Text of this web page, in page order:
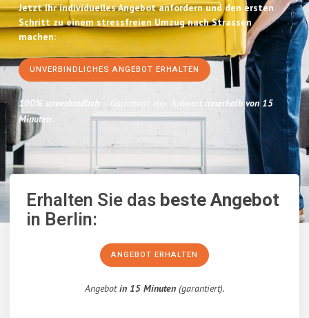
Jetzt Ihr individuelles Angebot anfordern und den ersten
Schritt zu einem stressfreien Umzug nach Strassen
machen:
UNVERBINDLICHES ANGEBOT ERHALTEN
100% unverbindlich – Garantiert eine Antwort innerhalb von 15
Minuten.
Erhalten Sie dasbeste Angebot
in Berlin:
ANGEBOT ERHALTEN
Angebotin 15 Minuten(garantiert).